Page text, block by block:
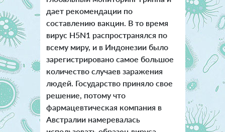
дает рекомендации по
составлению вакцин. В то время
вирус H5N1 распространялся по
всему миру, и в Индонезии было
зарегистрировано самое большое
количество случаев заражения
людей. Государство приняло свое
решение, потому что
фармацевтическая компания в
Австралии намеревалась